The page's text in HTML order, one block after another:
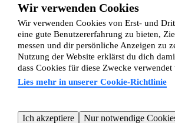
Wir verwenden Cookies
Wir verwenden Cookies von Erst- und
eine gute Benutzererfahrung zu bieten,
messen und dir persönliche Anzeigen zu
Nutzung der Website erklärst du dich
dass Cookies für diese Zwecke verwendet
Lies mehr in unserer Cookie-Richtlinie
Ich akzeptiere Nur notwendige
Einfache Registrierung in 2 Minuten
Jetzt gratis loslegen
Loslegen
Jetzt gratis loslegen Anzeigen suchen
Mehr lesen
Neuigkeiten und Tipps
Über Wohnungsswap.de
Kundenservice